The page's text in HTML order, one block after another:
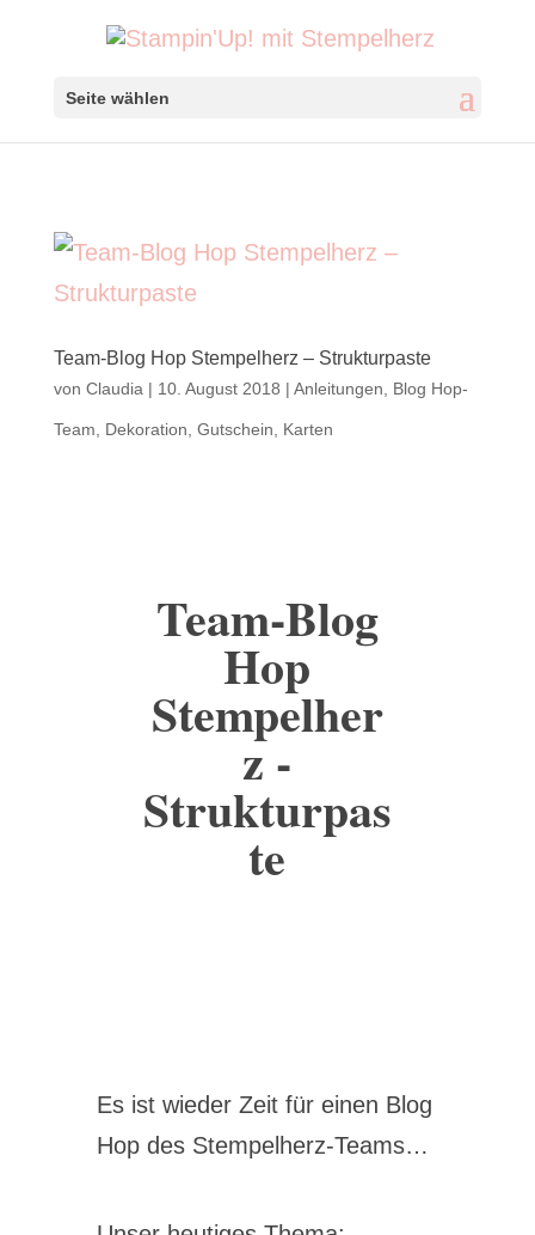
Seite wählen
Team-Blog Hop Stempelherz – Strukturpaste
von Claudia | 10. August 2018 | Anleitungen Blog Hop-
Team Dekoration Gutschein Karten
Team-Blog
Hop
Stempelher
z -
Strukturpas
te
Es ist wieder Zeit für einen Blog
Hop des Stempelherz-Teams…